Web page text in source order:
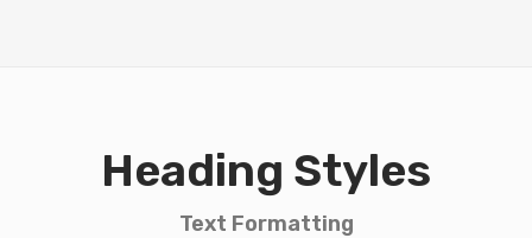
Heading Styles
Text Formatting